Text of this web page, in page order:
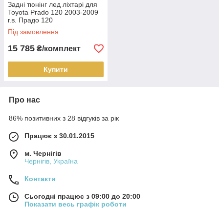
Задні тюнінг лед ліхтарі для
Toyota Prado 120 2003-2009
г.в. Прадо 120
Під замовлення
15 785 ₴/комплект
Купити
Про нас
86% позитивних з 28 відгуків за рік
Працює з 30.01.2015
м. Чернігів
Чернігів, Україна
Контакти
Сьогодні працює з 09:00 до 20:00
Показати весь графік роботи